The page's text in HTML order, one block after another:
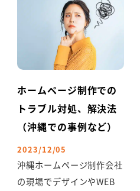
ホームページ制作での
トラブル対処、解決法
（沖縄での事例など）
沖縄ホームページ制作会社
の現場でデザインやWEB
2023/12/05